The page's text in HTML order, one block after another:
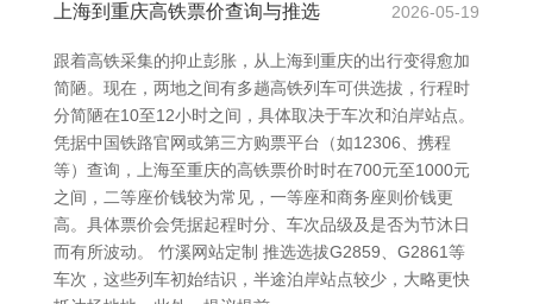
上海到重庆高铁票价查询与推选 2026-05-19
跟着高铁采集的抑止彭胀，从上海到重庆的出行变得愈加
简陋。现在，两地之间有多趟高铁列车可供选拔，行程时
分简陋在10至12小时之间，具体取决于车次和泊岸站点。
凭据中国铁路官网或第三方购票平台（如12306、携程
等）查询，上海至重庆的高铁票价时时在700元至1000元
之间，二等座价钱较为常见，一等座和商务座则价钱更
高。具体票价会凭据起程时分、车次品级及是否为节沐日
而有所波动。 竹溪网站定制 推选选拔G2859、G2861等
车次，这些列车初始结识，半途泊岸站点较少，大略更快